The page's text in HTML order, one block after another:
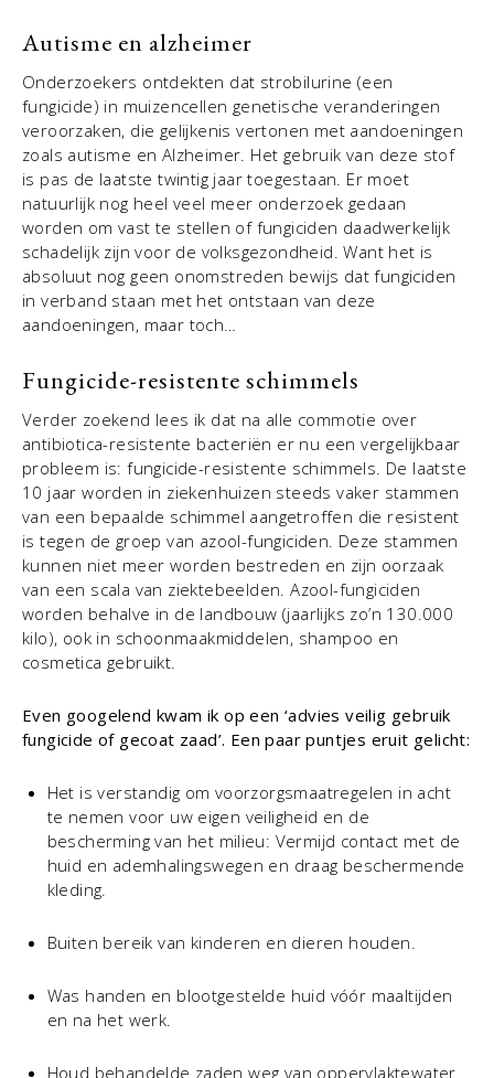
Autisme en alzheimer
Onderzoekers ontdekten dat strobilurine (een
fungicide) in muizencellen genetische veranderingen
veroorzaken, die gelijkenis vertonen met aandoeningen
zoals autisme en Alzheimer. Het gebruik van deze stof
is pas de laatste twintig jaar toegestaan. Er moet
natuurlijk nog heel veel meer onderzoek gedaan
worden om vast te stellen of fungiciden daadwerkelijk
schadelijk zijn voor de volksgezondheid. Want het is
absoluut nog geen onomstreden bewijs dat fungiciden
in verband staan met het ontstaan van deze
aandoeningen, maar toch…
Fungicide-resistente schimmels
Verder zoekend lees ik dat na alle commotie over
antibiotica-resistente bacteriën er nu een vergelijkbaar
probleem is: fungicide-resistente schimmels. De laatste
10 jaar worden in ziekenhuizen steeds vaker stammen
van een bepaalde schimmel aangetroffen die resistent
is tegen de groep van azool-fungiciden. Deze stammen
kunnen niet meer worden bestreden en zijn oorzaak
van een scala van ziektebeelden. Azool-fungiciden
worden behalve in de landbouw (jaarlijks zo’n 130.000
kilo), ook in schoonmaakmiddelen, shampoo en
cosmetica gebruikt.
Even googelend kwam ik op een ‘advies veilig gebruik
fungicide of gecoat zaad’. Een paar puntjes eruit gelicht:
Het is verstandig om voorzorgsmaatregelen in acht
te nemen voor uw eigen veiligheid en de
bescherming van het milieu: Vermijd contact met de
huid en ademhalingswegen en draag beschermende
kleding.
Buiten bereik van kinderen en dieren houden.
Was handen en blootgestelde huid vóór maaltijden
en na het werk.
Houd behandelde zaden weg van oppervlaktewater